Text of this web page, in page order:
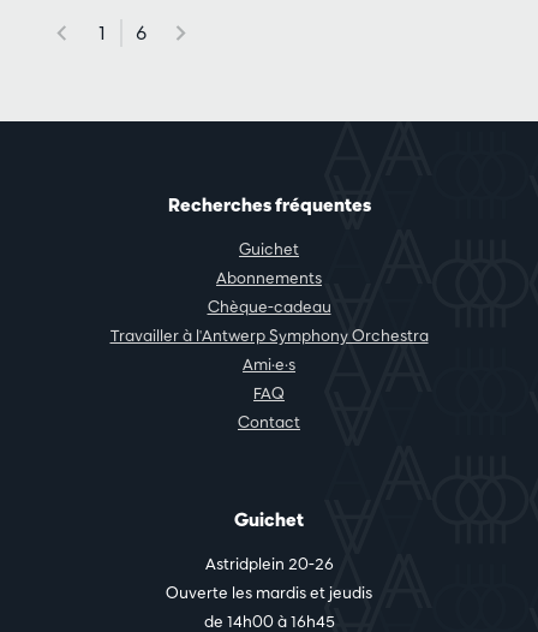
1 6
Recherches fréquentes
Guichet
Abonnements
Chèque-cadeau
Travailler à l'Antwerp Symphony Orchestra
Ami·e·s
FAQ
Contact
Guichet
Astridplein 20-26
Ouverte les mardis et jeudis
de 14h00 à 16h45